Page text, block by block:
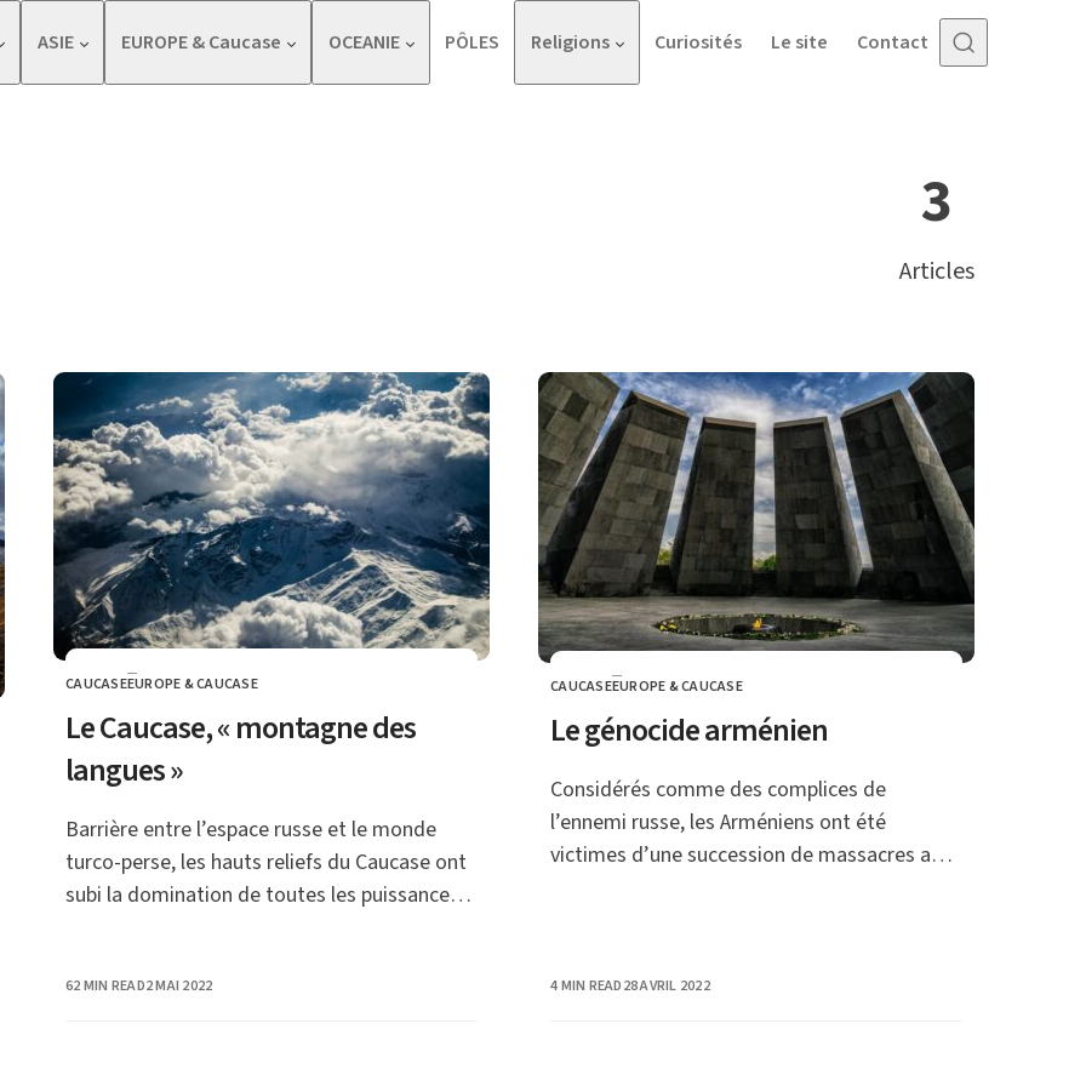
ASIE EUROPE & Caucase OCEANIE PÔLES Religions Curiosités Le site Contact
3
Articles
CATEGORY
CAUCASEEUROPE & CAUCASE
Le Caucase, « montagne des
langues »
Barrière entre l’espace russe et le monde
turco-perse, les hauts reliefs du Caucase ont
subi la domination de toutes les puissances
62 MIN READPUBLISHED
2 MAI 2022
CATEGORY
CAUCASEEUROPE & CAUCASE
Le génocide arménien
Considérés comme des complices de
l’ennemi russe, les Arméniens ont été
victimes d’une succession de massacres au
4 MIN READPUBLISHED
28 AVRIL 2022